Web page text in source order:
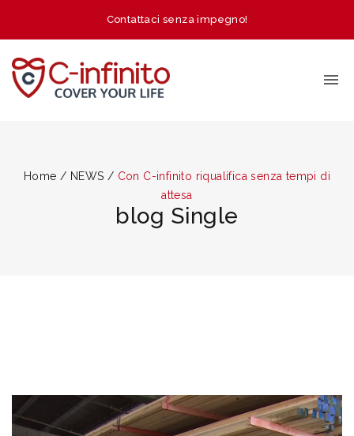
Contattaci senza impegno!
Home / NEWS / Con C-infinito riqualifica senza tempi di
attesa
blog Single